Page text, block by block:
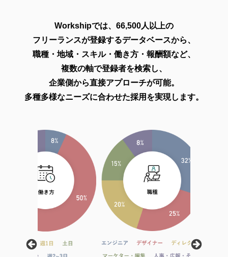
Workshipでは、66,500人以上の
フリーランスが登録するデータベースから、
職種・地域・スキル・働き方・報酬額など、
複数の軸で登録者を検索し、
企業側から直接アプローチが可能。
多種多様なニーズに合わせた採用を実現します。